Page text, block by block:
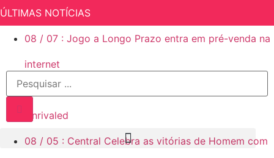
ÚLTIMAS NOTÍCIAS
08 / 07 : Jogo a Longo Prazo entra em pré-venda na
internet
08 / 06 Rachel Reid finaliza a produção de
Unrivaled
08 / 05 : Central Celebra as vitórias de Homem com